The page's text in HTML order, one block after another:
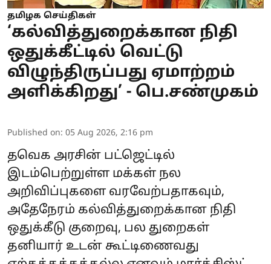
தமிழக செய்திகள்
‘கல்வித்துறைக்கான நிதி
ஒதுக்கீட்டில் வெட்டு
விழுந்திருப்பது ஏமாற்றம்
அளிக்கிறது’ - பெ.சண்முகம்
Published on: 05 Aug 2026, 2:16 pm
தவெக அரசின் பட்ஜெட்டில்
இடம்பெற்றுள்ள மக்கள் நல
அறிவிப்புகளை வரவேற்பதாகவும்,
அதேநேரம் கல்வித்துறைக்கான நிதி
ஒதுக்கீடு குறைவு, பல துறைகள்
தனியார் உடன் கூட்டிணைவது